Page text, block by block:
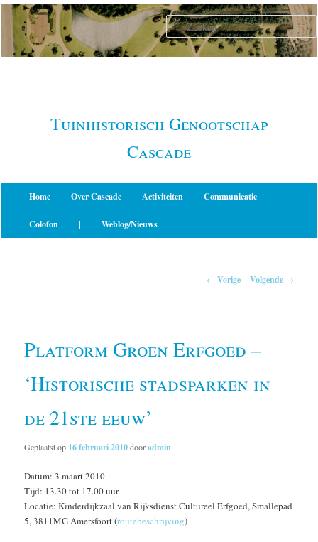
Spring
naar
primaire
Tuinhistorisch Genootschap
Cascade
Home Over Cascade Activiteiten Communicatie
Colofon | Weblog/Nieuws
← Vorige Volgende →
Platform Groen Erfgoed –
‘Historische stadsparken in
de 21ste eeuw’
Geplaatst op 16 februari 2010dooradmin
Datum: 3 maart 2010
Tijd: 13.30 tot 17.00 uur
Locatie: Kinderdijkzaal van Rijksdienst Cultureel Erfgoed, Smallepad
5, 3811MG Amersfoort (routebeschrijving)